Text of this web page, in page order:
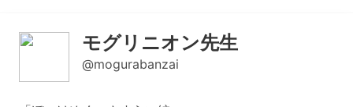
モグリニオン先生
@mogurabanzai